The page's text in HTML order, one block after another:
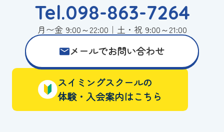
Tel.098-863-7264
月〜金 9:00～22:00｜土・祝 9:00～21:00
メールでお問い合わせ
スイミングスクールの
体験・入会案内はこちら